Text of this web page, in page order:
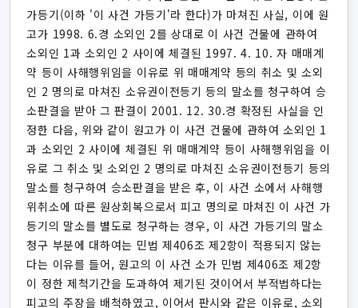
가등기(이하 '이 사건 가등기'라 한다)가 마쳐진 사실, 이에 원
고가 1998. 6.경 소외인 2를 상대로 이 사건 건물에 관하여
소외인 1과 소외인 2 사이에 체결된 1997. 4. 10. 자 매매계
약 등이 사해행위임을 이유로 위 매매계약 등의 취소 및 소외
인 2 명의로 마쳐진 소유권이전등기 등의 말소를 청구하여 승
소판결을 받아 그 판결이 2001. 12. 30.경 확정된 사실을 인
정한 다음, 위와 같이 원고가 이 사건 건물에 관하여 소외인 1
과 소외인 2 사이에 체결된 위 매매계약 등이 사해행위임을 이
유로 그 취소 및 소외인 2 명의로 마쳐진 소유권이전등기 등의
말소를 청구하여 승소판결을 받은 후, 이 사건 소에서 사해행
위취소에 따른 원상회복으로서 피고 명의로 마쳐진 이 사건 가
등기의 말소를 별도로 청구하는 경우, 이 사건 가등기의 말소
청구 부분에 대하여는 민법 제406조 제2항이 적용되지 않는
다는 이유를 들어, 원고의 이 사건 소가 민법 제406조 제2항
이 정한 제척기간을 도과하여 제기된 것이어서 부적법하다는
피고의 주장을 배척하였고, 이어서 판시와 같은 이유로, 소외